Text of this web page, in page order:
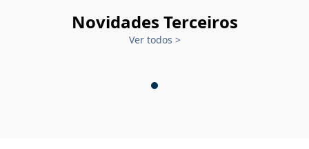
Novidades Terceiros
Ver todos >